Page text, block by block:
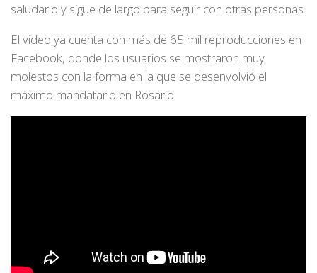
saludarlo y sigue de largo para seguir con otras personas.
El video ya cuenta con más de 65 mil reproducciones en
Facebook, donde los usuarios se mostraron muy
molestos con la forma en la que se desenvolvió el
máximo mandatario en Rosario: